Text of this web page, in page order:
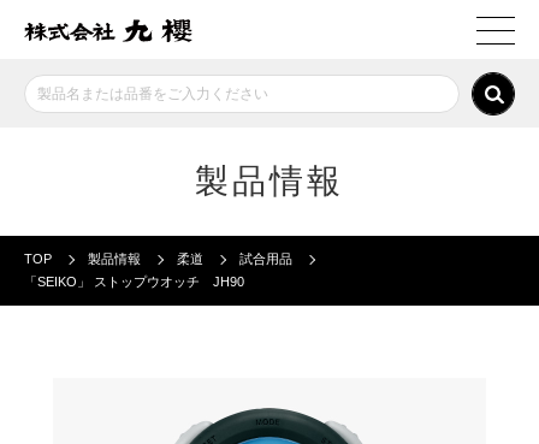
製品情報
TOP 製品情報 柔道
試合用品
「SEIKO」 ストップウオッチ JH90